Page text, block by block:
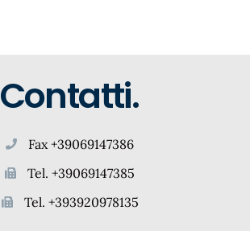
Contatti.
Fax +39069147386
Tel. +39069147385
Tel. +393920978135